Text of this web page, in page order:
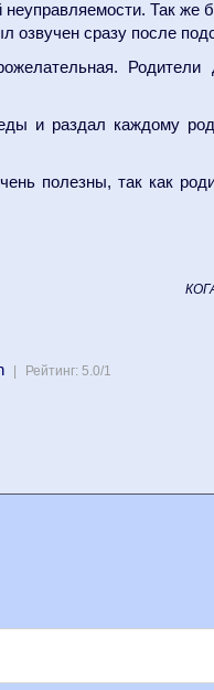
неуправляемости. Так
озвучен сразу после
и раздал каждому
полезны, так как
Рейтинг: 5.0/1